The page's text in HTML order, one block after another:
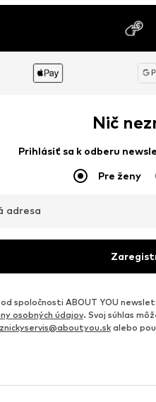
Nič
Prihlásiť sa k odberu
Pre ženy
adresa
spoločnosti ABOUT YOU
osobných údajov. Svoj súhlas
alebo